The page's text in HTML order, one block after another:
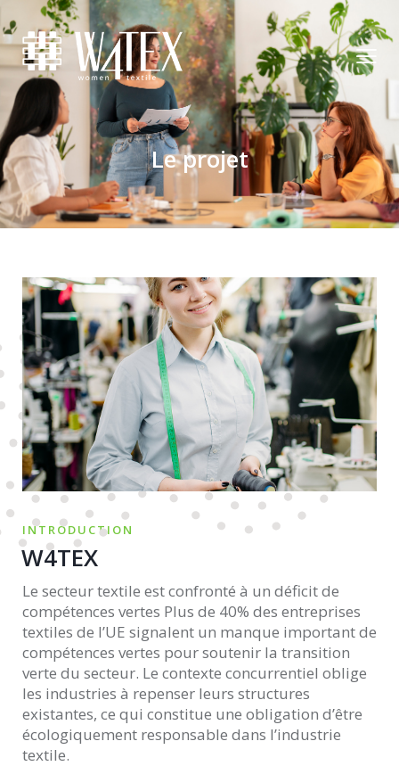
Le projet
INTRODUCTION
W4TEX
Le secteur textile est confronté à un déficit de
compétences vertes Plus de 40% des entreprises
textiles de l’UE signalent un manque important de
compétences vertes pour soutenir la transition
verte du secteur. Le contexte concurrentiel oblige
les industries à repenser leurs structures
existantes, ce qui constitue une obligation d’être
écologiquement responsable dans l’industrie
textile.